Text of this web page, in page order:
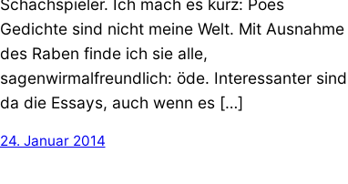
Schachspieler. Ich mach es kurz: Poes
Gedichte sind nicht meine Welt. Mit Ausnahme
des Raben finde ich sie alle,
sagenwirmalfreundlich: öde. Interessanter sind
da die Essays, auch wenn es […]
24. Januar 2014